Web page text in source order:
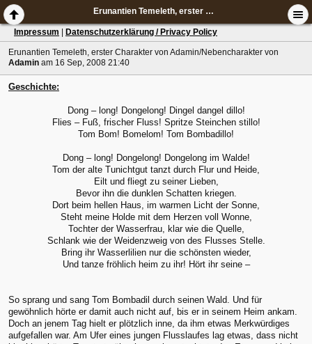
Erunantien Temeleth, erster Charakter von Adamin/Nebencharakter
Impressum Datenschutzerklärung / Privacy Policy
Erunantien Temeleth, erster Charakter von Adamin/Nebencharakter von
Adamin am 16 Sep, 2008 21:40
Geschichte:
Dong – long! Dongelong! Dingel dangel dillo!
Flies – Fuß, frischer Fluss! Spritze Steinchen stillo!
Tom Bom! Bomelom! Tom Bombadillo!
Dong – long! Dongelong! Dongelong im Walde!
Tom der alte Tunichtgut tanzt durch Flur und Heide,
Eilt und fliegt zu seiner Lieben,
Bevor ihn die dunklen Schatten kriegen.
Dort beim hellen Haus, im warmen Licht der Sonne,
Steht meine Holde mit dem Herzen voll Wonne,
Tochter der Wasserfrau, klar wie die Quelle,
Schlank wie der Weidenzweig von des Flusses Stelle.
Bring ihr Wasserlilien nur die schönsten wieder,
Und tanze fröhlich heim zu ihr! Hört ihr seine –
So sprang und sang Tom Bombadil durch seinen Wald. Und für
gewöhnlich hörte er damit auch nicht auf, bis er in seinem Heim ankam.
Doch an jenem Tag hielt er plötzlich inne, da ihm etwas Merkwürdiges
aufgefallen war. Am Ufer eines jungen Flusslaufes lag etwas, dass nicht